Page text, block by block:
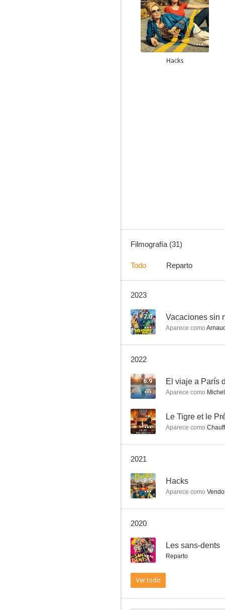
Hacks
Lejos de los hombres
Asesinatos en Chantilly
--
--
Filmografía (31)
Todo Reparto
2023
7.0 Vacaciones sin
Aparece como
2022
6.9 El viaje a París
Aparece como
-- Le Tigre et le
Aparece como
2021
8.5 Hacks
Aparece como
2020
-- Les sans-dents
Reparto
Ver todo